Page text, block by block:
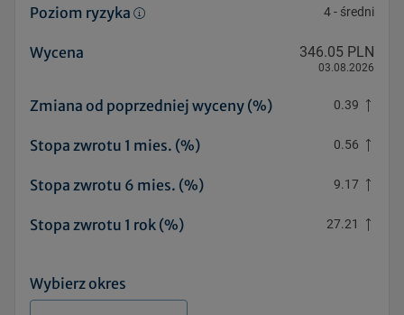
Poziom ryzyka 4- średni
Wycena 346.05 PLN
03.08.2026
Zmiana od poprzedniej wyceny (%) 0.39
Stopa zwrotu 1 mies. (%) 0.56
Stopa zwrotu 6 mies. (%) 9.17
Stopa zwrotu 1 rok (%) 27.21
Wybierz okres